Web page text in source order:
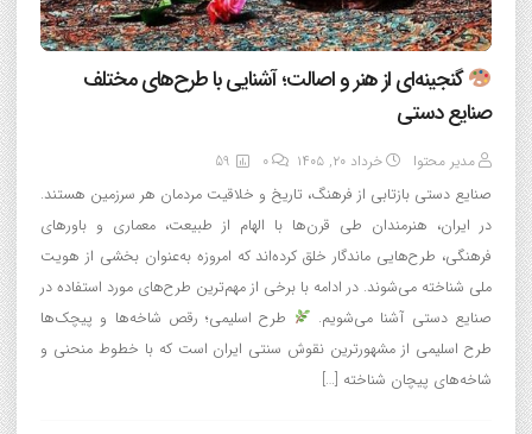
گنجینه‌ای از هنر و اصالت؛ آشنایی با طرح‌های مختلف
صنایع دستی
مدیر محتوا خرداد ۲۰, ۱۴۰۵ 0
59
صنایع دستی بازتابی از فرهنگ، تاریخ و خلاقیت مردمان هر سرزمین هستند.
در ایران، هنرمندان طی قرن‌ها با الهام از طبیعت، معماری و باورهای
فرهنگی، طرح‌هایی ماندگار خلق کرده‌اند که امروزه به‌عنوان بخشی از هویت
ملی شناخته می‌شوند. در ادامه با برخی از مهم‌ترین طرح‌های مورد استفاده در
صنایع دستی آشنا می‌شویم.
طرح اسلیمی؛ رقص شاخه‌ها و پیچک‌ها
طرح اسلیمی از مشهورترین نقوش سنتی ایران است که با خطوط منحنی و
شاخه‌های پیچان شناخته […]